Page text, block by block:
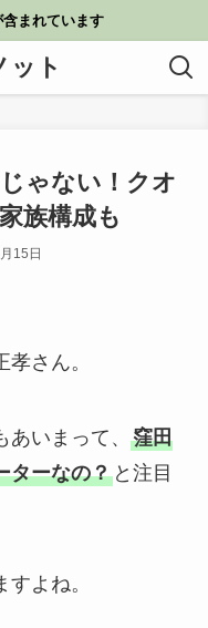
まれています
ット
ゃない！クオ
族構成も
15日
さん。
いまって、 窪田
ターなの？と注目
よね。